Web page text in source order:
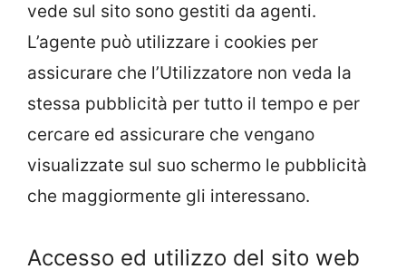
vede sul sito sono gestiti da agenti.
L’agente può utilizzare i cookies per
assicurare che l’Utilizzatore non veda la
stessa pubblicità per tutto il tempo e per
cercare ed assicurare che vengano
visualizzate sul suo schermo le pubblicità
che maggiormente gli interessano.
Accesso ed utilizzo del sito web